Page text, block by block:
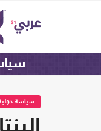
سياسة